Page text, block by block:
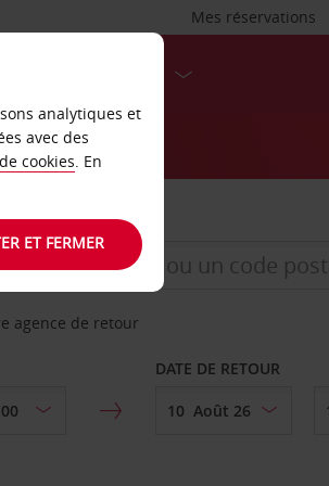
Mes réservations
agence de retour
DATE DE RETOUR
analytiques et
avec des
cookies. En
ET FERMER